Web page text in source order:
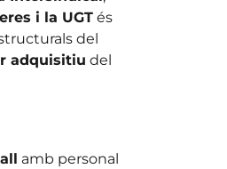
i la UGTés
del
adquisitiu del
amb personal